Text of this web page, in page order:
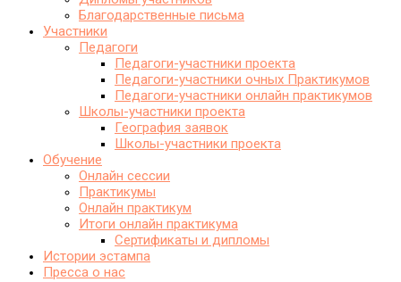
Благодарственные письма
Участники
Педагоги
Педагоги-участники проекта
Педагоги-участники очных Практикумов
Педагоги-участники онлайн практикумов
Школы-участники проекта
География заявок
Школы-участники проекта
Обучение
Онлайн сессии
Практикумы
Онлайн практикум
Итоги онлайн практикума
Сертификаты и дипломы
Истории эстампа
Пресса о нас